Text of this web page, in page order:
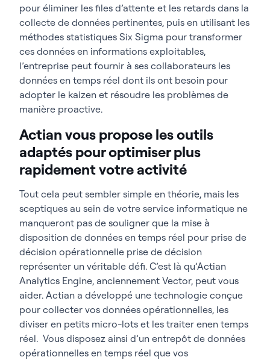
pour éliminer les files d’attente et les retards dans la
collecte de données pertinentes, puis en utilisant les
méthodes statistiques Six Sigma pour transformer
ces données en informations exploitables,
l’entreprise peut fournir à ses collaborateurs les
données en temps réel dont ils ont besoin pour
adopter le kaizen et résoudre les problèmes de
manière proactive.
Actian vous propose les outils
adaptés pour optimiser plus
rapidement votre activité
Tout cela peut sembler simple en théorie, mais les
sceptiques au sein de votre service informatique ne
manqueront pas de souligner que la mise à
disposition de données en temps réel pour prise de
décision opérationnelle prise de décision
représenter un véritable défi. C’est là qu’Actian
Analytics Engine, anciennement Vector, peut vous
aider. Actian a développé une technologie conçue
pour collecter vos données opérationnelles, les
diviser en petits micro-lots et les traiter enen temps
réel. Vous disposez ainsi d’un entrepôt de données
opérationnelles en temps réel que vos